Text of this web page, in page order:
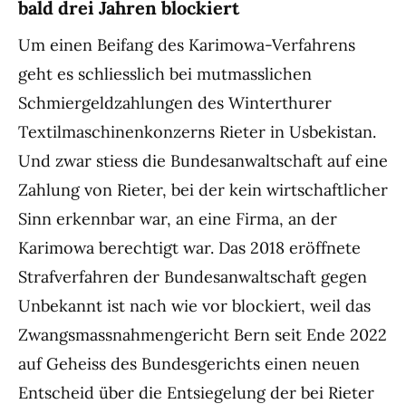
bald drei Jahren blockiert
Um einen Beifang des Karimowa-Verfahrens
geht es schliesslich bei mutmasslichen
Schmiergeldzahlungen des Winterthurer
Textilmaschinenkonzerns Rieter in Usbekistan.
Und zwar stiess die Bundesanwaltschaft auf eine
Zahlung von Rieter, bei der kein wirtschaftlicher
Sinn erkennbar war, an eine Firma, an der
Karimowa berechtigt war. Das 2018 eröffnete
Strafverfahren der Bundesanwaltschaft gegen
Unbekannt ist nach wie vor blockiert, weil das
Zwangsmassnahmengericht Bern seit Ende 2022
auf Geheiss des Bundesgerichts einen neuen
Entscheid über die Entsiegelung der bei Rieter